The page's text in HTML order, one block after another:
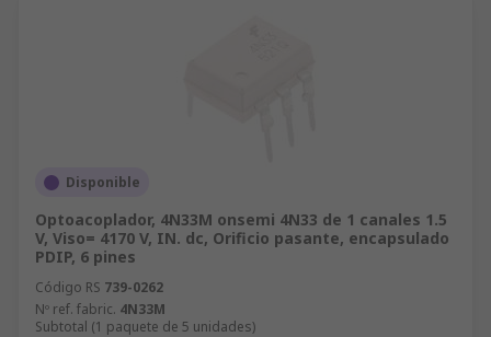
Disponible
Optoacoplador, 4N33M onsemi 4N33 de 1 canales 1.5
V, Viso= 4170 V, IN. dc, Orificio pasante, encapsulado
PDIP, 6 pines
Código RS 739-0262
Nº ref. fabric. 4N33M
Subtotal (1 paquete de 5 unidades)